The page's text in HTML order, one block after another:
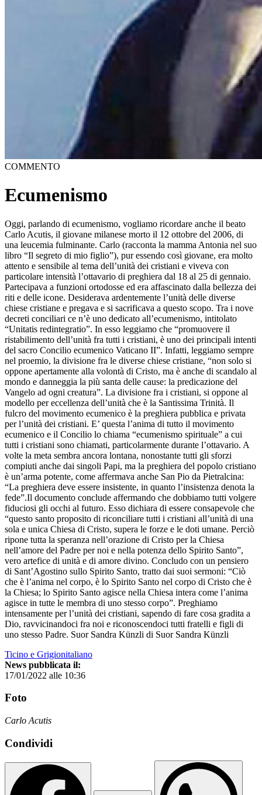
COMMENTO
Ecumenismo
Oggi, parlando di ecumenismo, vogliamo ricordare anche il beato
Carlo Acutis, il giovane milanese morto il 12 ottobre del 2006, di
una leucemia fulminante. Carlo (racconta la mamma Antonia nel suo
libro “Il segreto di mio figlio”), pur essendo così giovane, era molto
attento e sensibile al tema dell’unità dei cristiani e viveva con
particolare intensità l’ottavario di preghiera dal 18 al 25 di gennaio.
Partecipava a funzioni ortodosse ed era affascinato dalla bellezza dei
riti e delle icone. Desiderava ardentemente l’unità delle diverse
chiese cristiane e pregava e si sacrificava a questo scopo. Tra i nove
decreti conciliari ce n’è uno dedicato all’ecumenismo, intitolato
“Unitatis redintegratio”. In esso leggiamo che “promuovere il
ristabilimento dell’unità fra tutti i cristiani, è uno dei principali intenti
del sacro Concilio ecumenico Vaticano II”. Infatti, leggiamo sempre
nel proemio, la divisione fra le diverse chiese cristiane, “non solo si
oppone apertamente alla volontà di Cristo, ma è anche di scandalo al
mondo e danneggia la più santa delle cause: la predicazione del
Vangelo ad ogni creatura”. La divisione fra i cristiani, si oppone al
modello per eccellenza dell’unità che è la Santissima Trinità. Il
fulcro del movimento ecumenico è la preghiera pubblica e privata
per l’unità dei cristiani. E’ questa l’anima di tutto il movimento
ecumenico e il Concilio lo chiama “ecumenismo spirituale” a cui
tutti i cristiani sono chiamati, particolarmente durante l’ottavario. A
volte la meta sembra ancora lontana, nonostante tutti gli sforzi
compiuti anche dai singoli Papi, ma la preghiera del popolo cristiano
è un’arma potente, come affermava anche San Pio da Pietralcina:
“La preghiera deve essere insistente, in quanto l’insistenza denota la
fede”.Il documento conclude affermando che dobbiamo tutti volgere
fiduciosi gli occhi al futuro. Esso dichiara di essere consapevole che
“questo santo proposito di riconciliare tutti i cristiani all’unità di una
sola e unica Chiesa di Cristo, supera le forze e le doti umane. Perciò
ripone tutta la speranza nell’orazione di Cristo per la Chiesa
nell’amore del Padre per noi e nella potenza dello Spirito Santo”,
vero artefice di unità e di amore divino. Concludo con un pensiero
di Sant’Agostino sullo Spirito Santo, tratto dai suoi sermoni: “Ciò
che è l’anima nel corpo, è lo Spirito Santo nel corpo di Cristo che è
la Chiesa; lo Spirito Santo agisce nella Chiesa intera come l’anima
agisce in tutte le membra di uno stesso corpo”. Preghiamo
intensamente per l’unità dei cristiani, sapendo di fare cosa gradita a
Dio, ravvicinandoci fra noi e riconoscendoci tutti fratelli e figli di
uno stesso Padre. Suor Sandra Künzli di Suor Sandra Künzli
Ticino e Grigionitaliano
News pubblicata il:
17/01/2022 alle 10:36
Foto
Carlo Acutis
Condividi